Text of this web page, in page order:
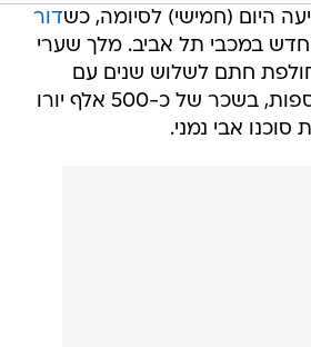
היום (חמישי) לסיומה, כשדור
במכבי תל אביב. מלך שערי
חתם לשלוש שנים עם
אופציה לשנתיים נוספות, בשכר של כ-500 אלף יורו
אבי נמני.